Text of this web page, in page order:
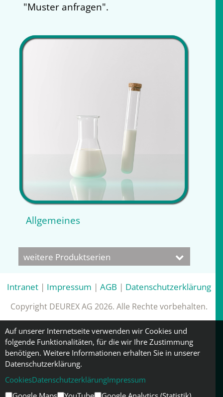
"Muster anfragen".
Allgemeines
weitere Produktserien
Intranet | Impressum | AGB | Datenschutzerklärung
Copyright DEUREX AG 2026. Alle Rechte vorbehalten.
Auf unserer Internetseite verwenden wir Cookies und
folgende Funktionalitäten, für die wir Ihre Zustimmung
benötigen. Weitere Informationen erhalten Sie in unserer
Datenschutzerklärung.
CookiesDatenschutzerklärungImpressum